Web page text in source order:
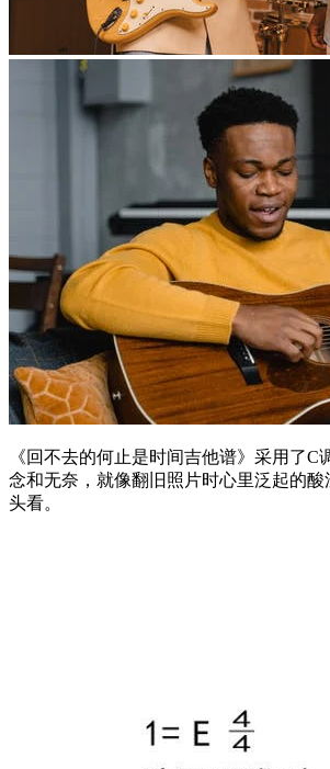
《回不去的何止是时间吉他谱》采用了
念和无奈，就像翻旧照片时心里泛起的
头看。